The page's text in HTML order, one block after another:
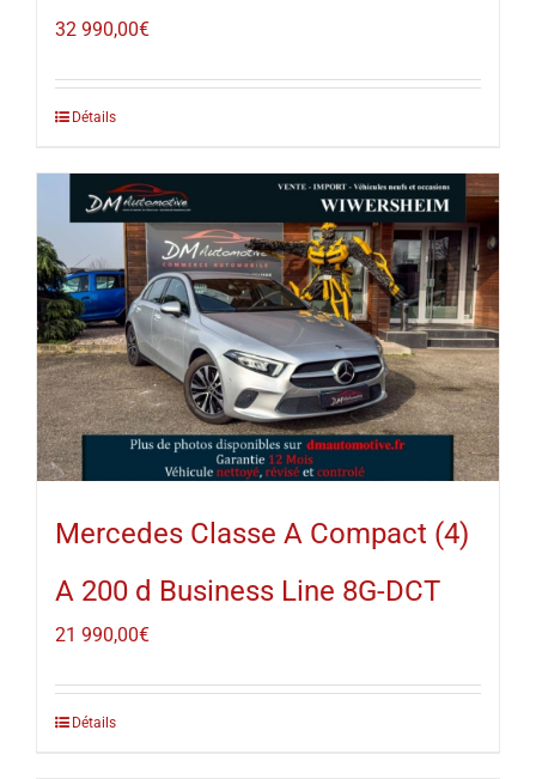
32 990,00€
Détails
Mercedes Classe A Compact (4)
A 200 d Business Line 8G-DCT
21 990,00€
Détails